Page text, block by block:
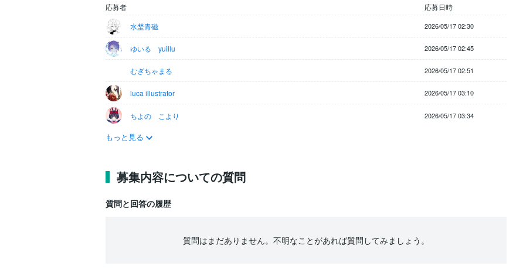
応募者
応募日時
水埜青磁
2026/05/17 02:30
ゆいる yuillu 2026/05/17 02:45
むぎちゃまる 2026/05/17 02:51
luca illustrator 2026/05/17 03:10
ちよの こより 2026/05/17 03:34
もっと見る
募集内容についての質問
質問と回答の履歴
質問はまだありません。不明なことがあれば質問してみましょう。